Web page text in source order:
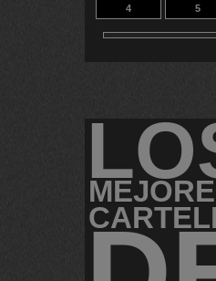
4 5
14 15